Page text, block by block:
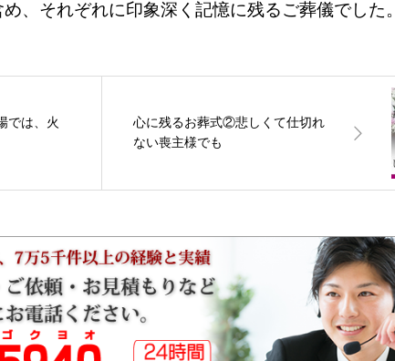
、 それぞれに印象深く記憶に残るご葬儀でした。
では、火
心に残るお葬式②悲しくて仕切れ
ない喪主様でも